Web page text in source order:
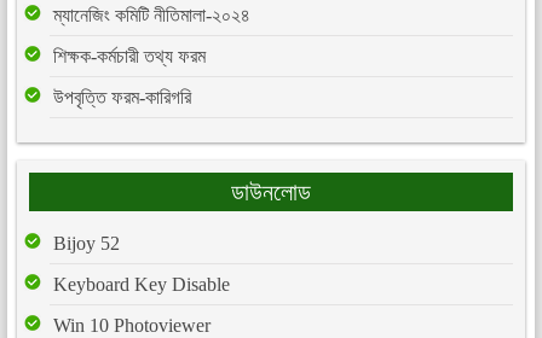
ম্যানেজিং কমিটি নীতিমালা-২০২৪
শিক্ষক-কর্মচারী তথ্য ফরম
উপবৃত্তি ফরম-কারিগরি
ডাউনলোড
Bijoy 52
Keyboard Key Disable
Win 10 Photoviewer